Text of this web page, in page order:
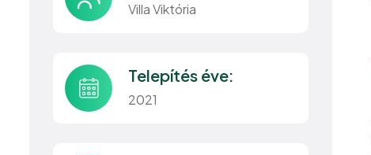
Villa Viktória
Telepítés éve:
2021